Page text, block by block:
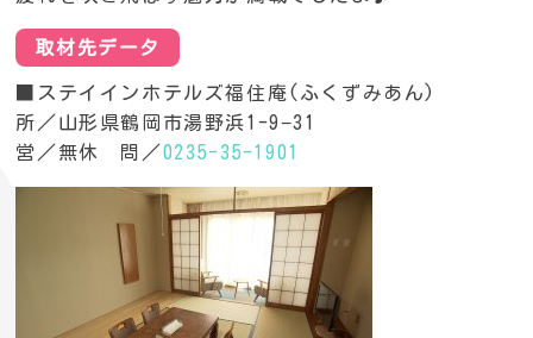
取材先データ
■ステイインホテルズ福住庵(ふくずみあん)
所／山形県鶴岡市湯野浜1-9−31
営／無休 問／0235-35-1901